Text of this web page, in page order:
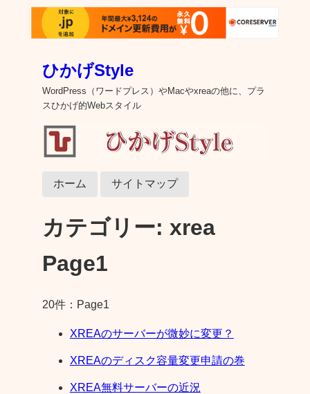
ひかげStyle
WordPress（ワードプレス）やMacやxreaの他に、プラ
スひかげ的Webスタイル
ホーム サイトマップ
カテゴリー: xrea
Page1
20件：Page1
XREAのサーバーが微妙に変更？
XREAのディスク容量変更申請の巻
XREA無料サーバーの近況